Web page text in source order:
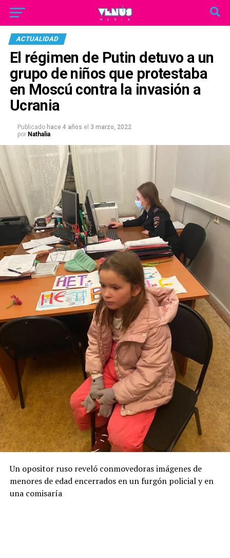
ACTUALIDAD
El régimen de Putin detuvo a un
grupo de niños que protestaba
en Moscú contra la invasión a
Ucrania
Publicado hace 4 años el 3 marzo, 2022
por Nathalia
Un opositor ruso reveló conmovedoras imágenes de
menores de edad encerrados en un furgón policial y en
una comisaría